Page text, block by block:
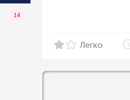
14
Легко